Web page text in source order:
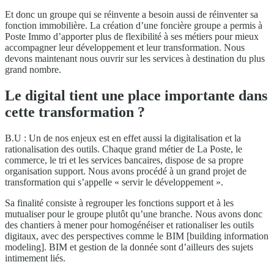
Et donc un groupe qui se réinvente a besoin aussi de réinventer sa
fonction immobilière. La création d’une foncière groupe a permis à
Poste Immo d’apporter plus de flexibilité à ses métiers pour mieux
accompagner leur développement et leur transformation. Nous
devons maintenant nous ouvrir sur les services à destination du plus
grand nombre.
Le digital tient une place importante dans
cette transformation ?
B.U : Un de nos enjeux est en effet aussi la digitalisation et la
rationalisation des outils. Chaque grand métier de La Poste, le
commerce, le tri et les services bancaires, dispose de sa propre
organisation support. Nous avons procédé à un grand projet de
transformation qui s’appelle « servir le développement ».
Sa finalité consiste à regrouper les fonctions support et à les
mutualiser pour le groupe plutôt qu’une branche. Nous avons donc
des chantiers à mener pour homogénéiser et rationaliser les outils
digitaux, avec des perspectives comme le BIM [building information
modeling]. BIM et gestion de la donnée sont d’ailleurs des sujets
intimement liés.